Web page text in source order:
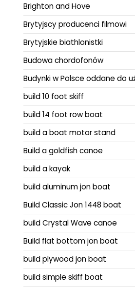
Brighton and Hove
Brytyjscy producenci filmowi
Brytyjskie biathlonistki
Budowa chordofonów
Budynki w Polsce oddane do
build 10 foot skiff
build 14 foot row boat
build a boat motor stand
Build a goldfish canoe
build a kayak
build aluminum jon boat
Build Classic Jon 1448 boat
build Crystal Wave canoe
Build flat bottom jon boat
build plywood jon boat
build simple skiff boat